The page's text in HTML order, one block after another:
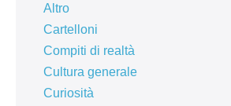
Altro
Cartelloni
Compiti di realtà
Cultura generale
Curiosità